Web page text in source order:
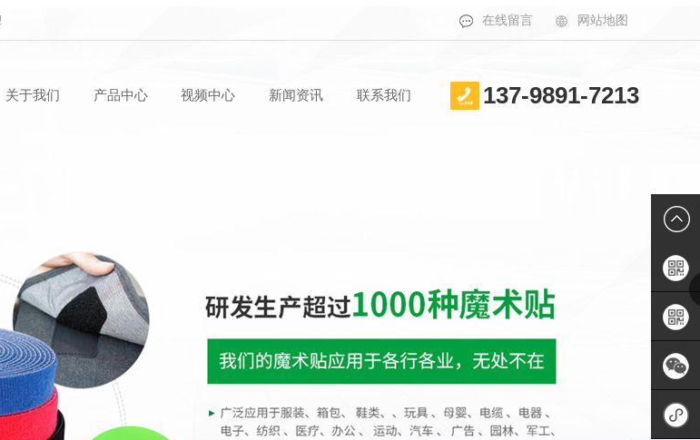
在线留言 网站地图
137-9891-7213
关于我们 产品中心 视频中心 新闻资讯 联系我们
手机APP
二维码
联系人
二维码
微信公